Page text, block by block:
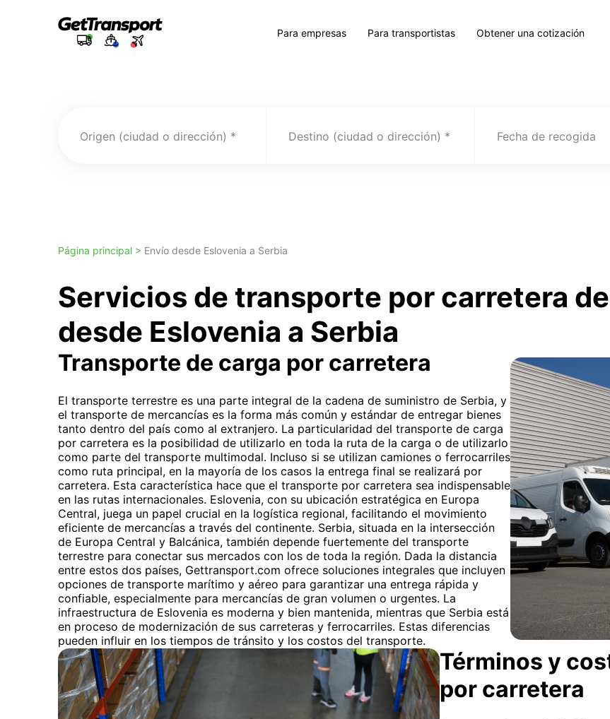
Para empresas Para transportistas Obtener una cotización
Origen (ciudad o dirección) Destino (ciudad o dirección) Fecha de recogida
Página principal > Envío desde Eslovenia a Serbia
Servicios de transporte por carretera
desde Eslovenia a Serbia
Transporte de carga por carretera
El transporte terrestre es una parte integral de la cadena de suministro de Serbia, y
el transporte de mercancías es la forma más común y estándar de entregar bienes
tanto dentro del país como al extranjero. La particularidad del transporte de carga
por carretera es la posibilidad de utilizarlo en toda la ruta de la carga o de utilizarlo
como parte del transporte multimodal. Incluso si se utilizan camiones o ferrocarriles
como ruta principal, en la mayoría de los casos la entrega final se realizará por
carretera. Esta característica hace que el transporte por carretera sea indispensable
en las rutas internacionales. Eslovenia, con su ubicación estratégica en Europa
Central, juega un papel crucial en la logística regional, facilitando el movimiento
eficiente de mercancías a través del continente. Serbia, situada en la intersección
de Europa Central y Balcánica, también depende fuertemente del transporte
terrestre para conectar sus mercados con los de toda la región. Dada la distancia
entre estos dos países, Gettransport.com ofrece soluciones integrales que incluyen
opciones de transporte marítimo y aéreo para garantizar una entrega rápida y
confiable, especialmente para mercancías de gran volumen o urgentes. La
infraestructura de Eslovenia es moderna y bien mantenida, mientras que Serbia está
en proceso de modernización de sus carreteras y ferrocarriles. Estas diferencias
pueden influir en los tiempos de tránsito y los costos del transporte.
Términos y
por carretera